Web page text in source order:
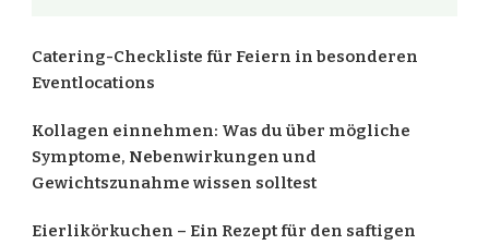
Catering-Checkliste für Feiern in besonderen
Eventlocations
Kollagen einnehmen: Was du über mögliche
Symptome, Nebenwirkungen und
Gewichtszunahme wissen solltest
Eierlikörkuchen – Ein Rezept für den saftigen